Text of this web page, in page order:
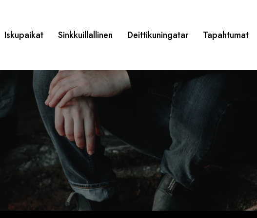
Iskupaikat Sinkkuillallinen Deittikuningatar Tapahtumat